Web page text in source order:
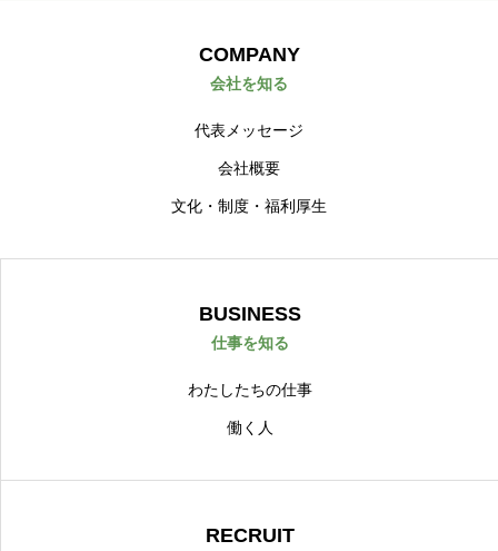
COMPANY
会社を知る
代表メッセージ
会社概要
文化・制度・福利厚生
BUSINESS
仕事を知る
わたしたちの仕事
働く人
RECRUIT